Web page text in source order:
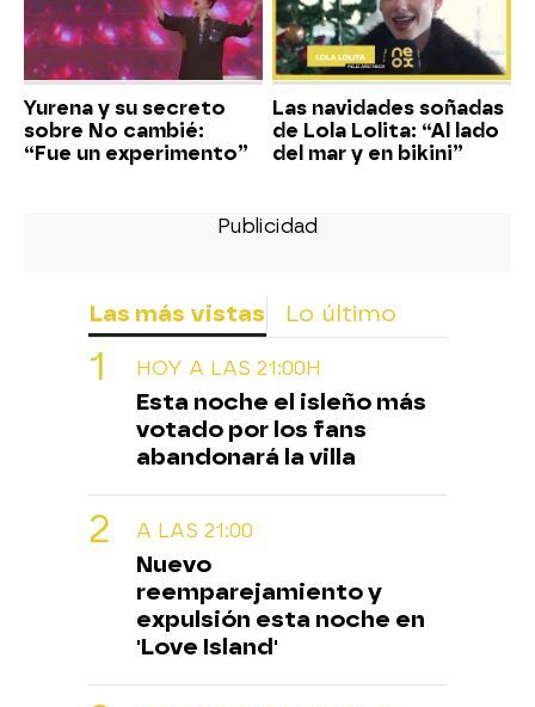
Yurena y su secreto
sobre No cambié:
“Fue un experimento”
Las navidades soñadas
de Lola Lolita: “Al lado
del mar y en bikini”
Las más vistas Lo último
HOY A LAS 21:00H
Esta noche el isleño más
votado por los fans
abandonará la villa
A LAS 21:00
Nuevo
reemparejamiento y
expulsión esta noche en
'Love Island'